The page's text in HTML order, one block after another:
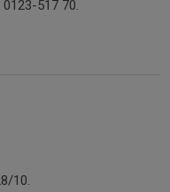
517 70.
10.